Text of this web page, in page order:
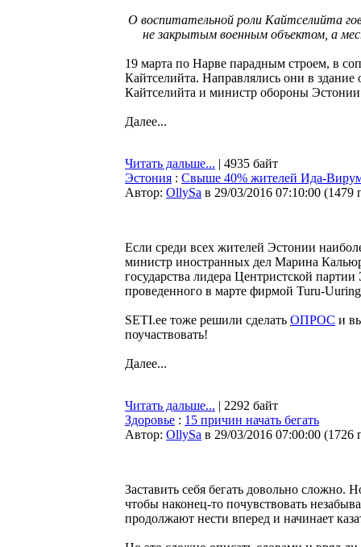
О воспитательной роли Кайтселийта
не закрытым военным объектом, а
19 марта по Нарве парадным строем, в
Кайтселийта. Направлялись они в здание
Кайтселийта и министр обороны
Далее...
Читать дальше... | 4935 байт
Эстония : Свыше 40% жителей Ида-
Автор: OllySa в 29/03/2016 07:10:00 (1479
Если среди всех жителей Эстонии
министр иностранных дел Марина
государства лидера Центристской
проведенного в марте фирмой Turu-
SETI.ee тоже решили сделать ОПРОС и
поучаствовать!
Далее...
Читать дальше... | 2292 байт
Здоровье : 15 причин начать бегать
Автор: OllySa в 29/03/2016 07:00:00 (1726
Заставить себя бегать довольно сложно.
чтобы наконец-то почувствовать
продолжают нести вперед и начинает